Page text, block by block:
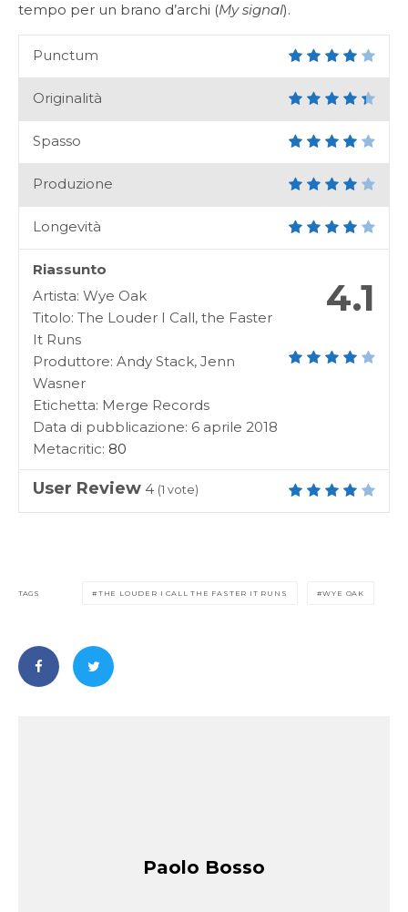
tempo per un brano d’archi (My signal).
Punctum
Originalità
Spasso
Produzione
Longevità
4.1
Riassunto
Artista: Wye Oak
Titolo: The Louder I Call, the Faster
It Runs
Produttore: Andy Stack, Jenn
Wasner
Etichetta: Merge Records
Data di pubblicazione: 6 aprile 2018
Metacritic: 80
User Review 4 (1 vote)
TAGS THE LOUDER I CALL THE FASTER IT RUNS WYE OAK
Paolo Bosso